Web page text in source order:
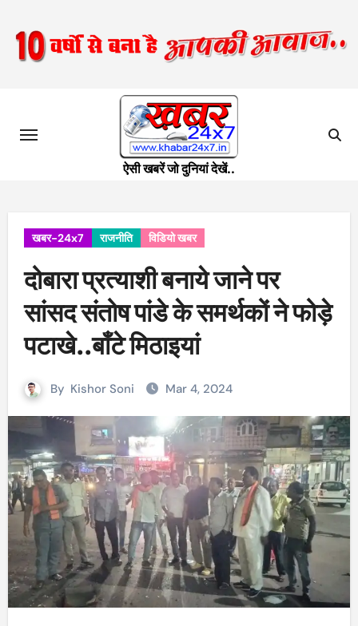
content
ऐसी खबरें जो दुनियां देखें..
खबर-24x7 राजनीति विडियो खबर
दोबारा प्रत्याशी बनाये जाने पर
सांसद संतोष पांडे के समर्थकों ने फोड़े
पटाखे..बाँटे मिठाइयां
By Kishor Soni Mar 4, 2024